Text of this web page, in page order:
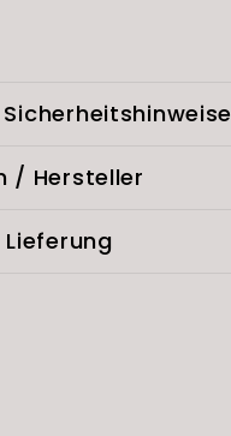
/ Hersteller